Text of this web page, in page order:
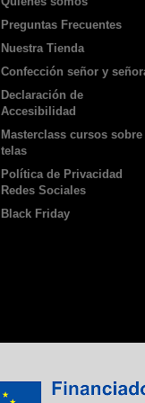
Preguntas Frecuentes
Nuestra Tienda
Confección señor y
Declaración de
Accesibilidad
Masterclass cursos sobre
telas
Política de Privacidad
Redes Sociales
Black Friday